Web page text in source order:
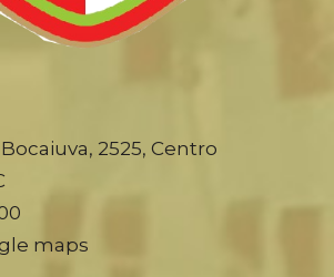
2525, Centro
maps